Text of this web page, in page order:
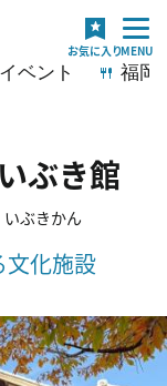
イベント 福岡
ぶき館
ぶきかん
文化施設